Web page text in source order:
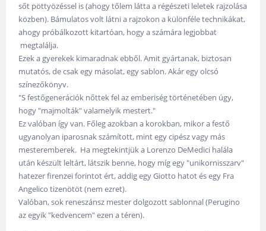
sőt pöttyözéssel is (ahogy tőlem látta a régészeti leletek rajzolása
közben). Bámulatos volt látni a rajzokon a különféle technikákat,
ahogy próbálkozott kitartóan, hogy a számára legjobbat
megtalálja.
Ezek a gyerekek kimaradnak ebből. Amit gyártanak, biztosan
mutatós, de csak egy másolat, egy sablon. Akár egy olcsó
színezőkönyv.
"S festőgenerációk nőttek fel az emberiség történetében úgy,
hogy "majmolták" valamelyik mestert."
Ez valóban így van. Főleg azokban a korokban, mikor a festő
ugyanolyan iparosnak számított, mint egy cipész vagy más
mesteremberek. Ha megtekintjük a Lorenzo DeMedici halála
után készült leltárt, látszik benne, hogy míg egy "unikornisszarv"
hatezer firenzei forintot ért, addig egy Giotto hatot és egy Fra
Angelico tizenötöt (nem ezret).
Valóban, sok reneszánsz mester dolgozott sablonnal (Perugino
az egyik "kedvencem" ezen a téren).